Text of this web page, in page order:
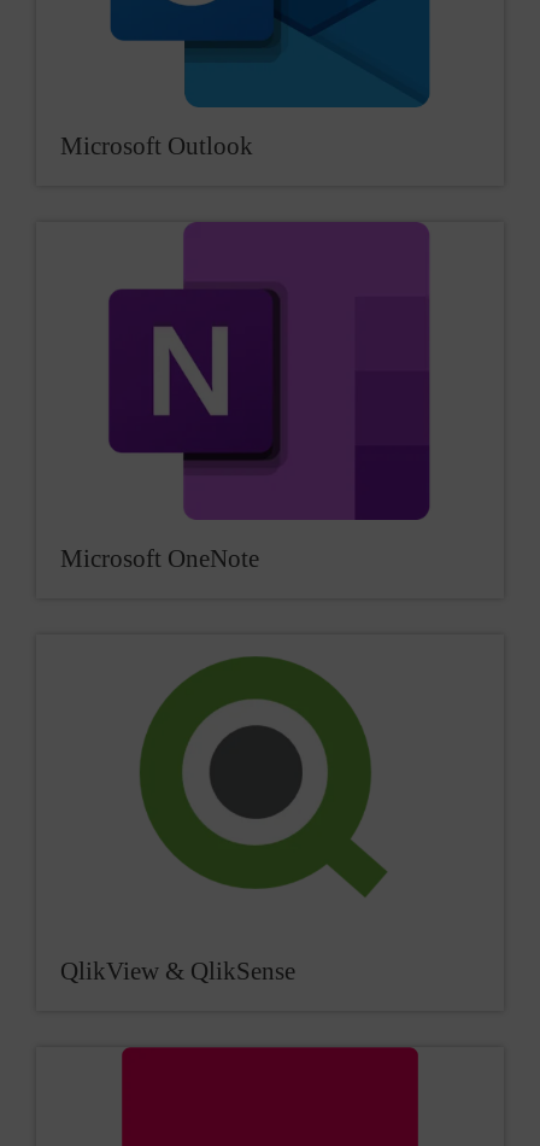
Microsoft Outlook
Microsoft OneNote
QlikView & QlikSense